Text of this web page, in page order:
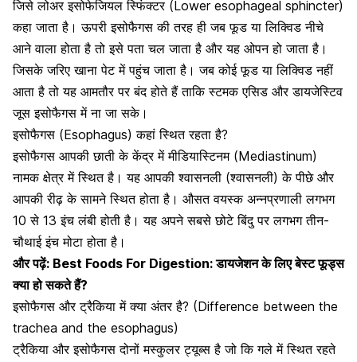
जिसे लोअर इसोफेजियल स्फिंक्टर (Lower esophageal sphincter)
कहा जाता है। ऊपरी इसोफैगस की तरह ही जब फूड या लिक्विड नीचे
आने वाला होता है तो इसे पता चल जाता है और यह ओपन हो जाता है।
जिसके जरिए खाना पेट में पहुंच जाता है। जब कोई फूड या लिक्विड नहीं
आता है तो यह आमतौर पर बंद होते हैं ताकि स्टमक एसिड औरडायजेस्टिव
जूस इसोफैगस में ना जा सके।
इसोफैगस (Esophagus) कहां स्थित रहता है?
इसोफैगस आपकी छाती के केंद्र में मीडियास्टिनम (Mediastinum)
नामक क्षेत्र में स्थित है। यह आपकी श्वासनली (श्वासनली) के पीछे और
आपकी रीढ़ के सामने स्थित होता है। औसत वयस्क अन्नप्रणाली लगभग
10 से 13 इंच लंबी होती है। यह अपने सबसे छोटे बिंदु पर लगभग तीन-
चौथाई इंच मोटा होता है।
और पढ़ें: Best Foods For Digestion: डायजेशन के लिए बेस्ट फूड्स
क्या हो सकते हैं?
इसोफैगस और ट्रैकिया में क्या अंतर है? (Difference between the
trachea and the esophagus)
ट्रैकिया और इसोफैगस दोनों मस्कुलर ट्यूब्स है जो कि गले में स्थित रहते